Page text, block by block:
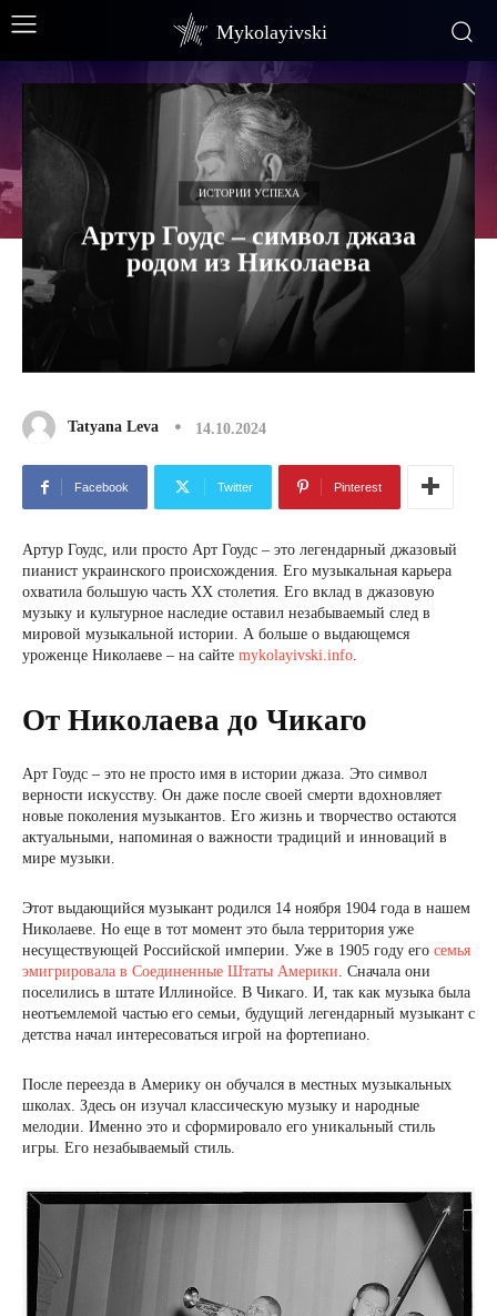
Mykolayivski
ИСТОРИИ УСПЕХА
Артур Гоудс – символ джаза
родом из Николаева
Tatyana Leva 14.10.2024
Facebook Twitter Pinterest
Артур Гоудс, или просто Арт Гоудс – это легендарный джазовый
пианист украинского происхождения. Его музыкальная карьера
охватила большую часть XX столетия. Его вклад в джазовую
музыку и культурное наследие оставил незабываемый след в
мировой музыкальной истории. А больше о выдающемся
уроженце Николаеве – на сайте mykolayivski.info.
От Николаева до Чикаго
Арт Гоудс – это не просто имя в истории джаза. Это символ
верности искусству. Он даже после своей смерти вдохновляет
новые поколения музыкантов. Его жизнь и творчество остаются
актуальными, напоминая о важности традиций и инноваций в
мире музыки.
Этот выдающийся музыкант родился 14 ноября 1904 года в нашем
Николаеве. Но еще в тот момент это была территория уже
несуществующей Российской империи. Уже в 1905 году его семья
эмигрировала в Соединенные Штаты Америки. Сначала они
поселились в штате Иллинойсе. В Чикаго. И, так как музыка была
неотъемлемой частью его семьи, будущий легендарный музыкант с
детства начал интересоваться игрой на фортепиано.
После переезда в Америку он обучался в местных музыкальных
школах. Здесь он изучал классическую музыку и народные
мелодии. Именно это и сформировало его уникальный стиль
игры. Его незабываемый стиль.